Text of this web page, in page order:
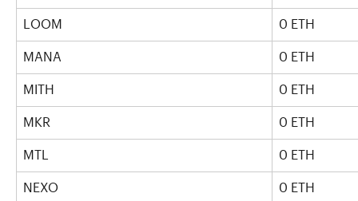
LOOM 0 ETH
MANA 0 ETH
MITH 0 ETH
MKR 0 ETH
MTL 0 ETH
NEXO 0 ETH